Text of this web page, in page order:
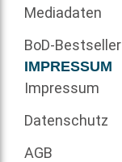
Mediadaten
BoD-Bestseller
IMPRESSUM
Impressum
Datenschutz
AGB